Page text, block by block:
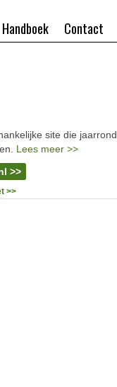
Contact
Handboek
site die jaarrond
Lees meer >>
>>
>>